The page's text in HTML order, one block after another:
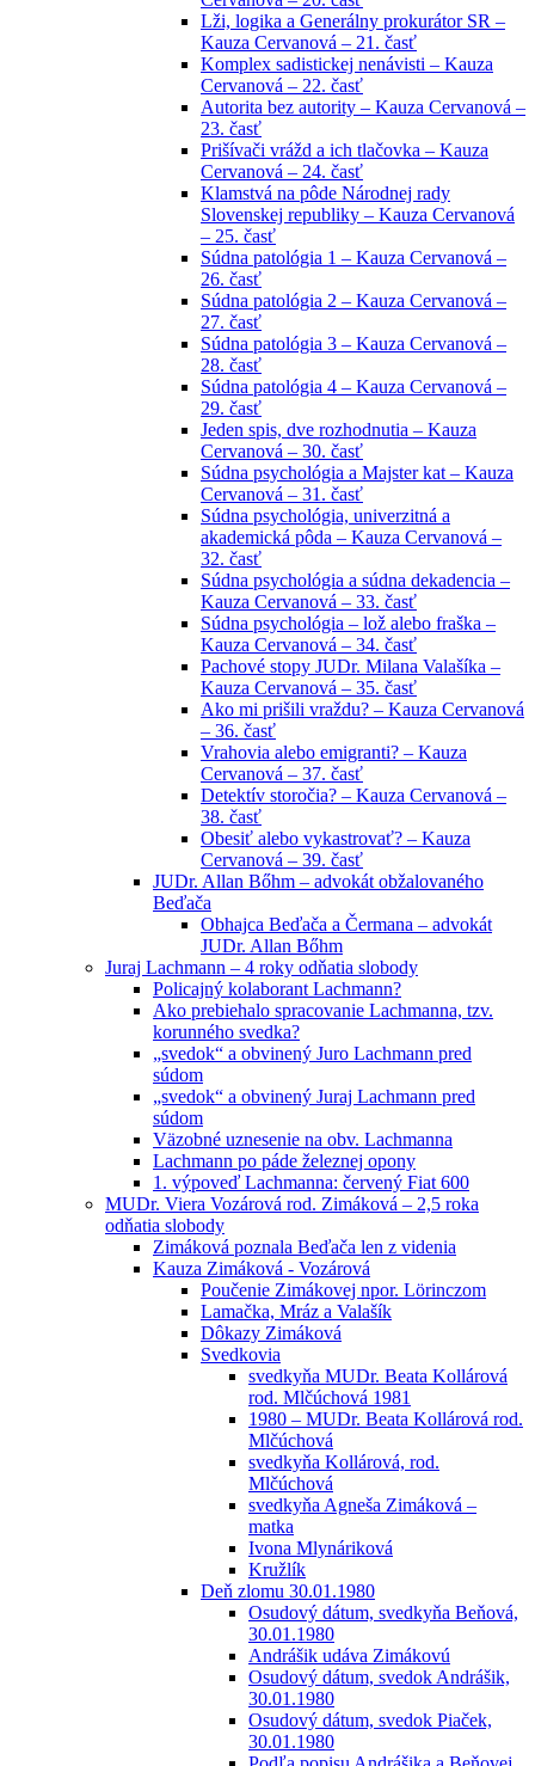
Lži, logika a Generálny prokurátor SR –
Kauza Cervanová – 21. časť
Komplex sadistickej nenávisti – Kauza
Cervanová – 22. časť
Autorita bez autority – Kauza Cervanová –
23. časť
Prišívači vrážd a ich tlačovka – Kauza
Cervanová – 24. časť
Klamstvá na pôde Národnej rady
Slovenskej republiky – Kauza Cervanová
– 25. časť
Súdna patológia 1 – Kauza Cervanová –
26. časť
Súdna patológia 2 – Kauza Cervanová –
27. časť
Súdna patológia 3 – Kauza Cervanová –
28. časť
Súdna patológia 4 – Kauza Cervanová –
29. časť
Jeden spis, dve rozhodnutia – Kauza
Cervanová – 30. časť
Súdna psychológia a Majster kat – Kauza
Cervanová – 31. časť
Súdna psychológia, univerzitná a
akademická pôda – Kauza Cervanová –
32. časť
Súdna psychológia a súdna dekadencia –
Kauza Cervanová – 33. časť
Súdna psychológia – lož alebo fraška –
Kauza Cervanová – 34. časť
Pachové stopy JUDr. Milana Valašíka –
Kauza Cervanová – 35. časť
Ako mi prišili vraždu? – Kauza Cervanová
– 36. časť
Vrahovia alebo emigranti? – Kauza
Cervanová – 37. časť
Detektív storočia? – Kauza Cervanová –
38. časť
Obesiť alebo vykastrovať? – Kauza
Cervanová – 39. časť
JUDr. Allan Bőhm – advokát obžalovaného
Beďača
Obhajca Beďača a Čermana – advokát
JUDr. Allan Bőhm
Juraj Lachmann – 4 roky odňatia slobody
Policajný kolaborant Lachmann?
Ako prebiehalo spracovanie Lachmanna, tzv.
korunného svedka?
„svedok“ a obvinený Juro Lachmann pred
súdom
„svedok“ a obvinený Juraj Lachmann pred
súdom
Väzobné uznesenie na obv. Lachmanna
Lachmann po páde železnej opony
1. výpoveď Lachmanna: červený Fiat 600
MUDr. Viera Vozárová rod. Zimáková – 2,5 roka
odňatia slobody
Zimáková poznala Beďača len z videnia
Kauza Zimáková - Vozárová
Poučenie Zimákovej npor. Lörinczom
Lamačka, Mráz a Valašík
Dôkazy Zimáková
Svedkovia
svedkyňa MUDr. Beata Kollárová
rod. Mlčúchová 1981
1980 – MUDr. Beata Kollárová rod.
Mlčúchová
svedkyňa Kollárová, rod.
Mlčúchová
svedkyňa Agneša Zimáková –
matka
Ivona Mlynáriková
Kružlík
Deň zlomu 30.01.1980
Osudový dátum, svedkyňa Beňová,
30.01.1980
Andrášik udáva Zimákovú
Osudový dátum, svedok Andrášik,
30.01.1980
Osudový dátum, svedok Piaček,
30.01.1980